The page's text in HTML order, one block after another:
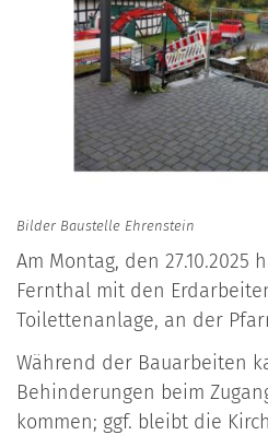
Bilder Baustelle Ehrenstein
Am Montag, den 27.10.2025
Fernthal mit den
Toilettenanlage, an der
Während der Bauarbeiten
Behinderungen beim
kommen; ggf. bleibt die